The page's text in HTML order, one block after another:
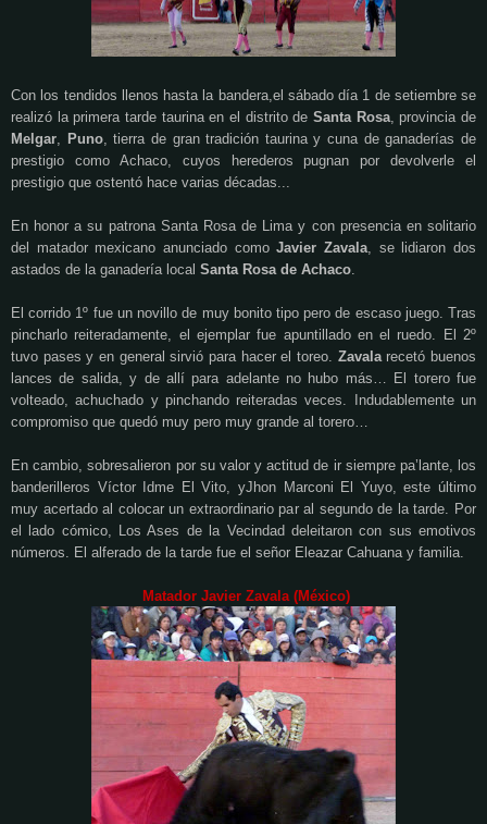
Con los tendidos llenos hasta la bandera,el sábado día 1 de setiembre se
realizó la primera tarde taurina en el distrito de Santa Rosa, provincia de
Melgar, Puno, tierra de gran tradición taurina y cuna de ganaderías de
prestigio como Achaco, cuyos herederos pugnan por devolverle el
prestigio que ostentó hace varias décadas...
En honor a su patrona Santa Rosa de Lima y con presencia en solitario
del matador mexicano anunciado comoJavier Zavala, se lidiaron dos
astados de la ganadería local Santa Rosa de Achaco.
El corrido 1º fue un novillo de muy bonito tipo pero de escaso juego. Tras
pincharlo reiteradamente, el ejemplar fue apuntillado en el ruedo. El 2º
tuvo pases y en general sirvió para hacer el toreo. Zavalarecetó buenos
lances de salida, y de allí para adelante no hubo más… El torero fue
volteado, achuchado y pinchando reiteradas veces. Indudablemente un
compromiso que quedó muy pero muy grande al torero…
En cambio, sobresalieron por su valor y actitud de ir siempre pa’lante, los
banderilleros Víctor Idme El Vito, yJhon Marconi El Yuyo, este último
muy acertado al colocar un extraordinario par al segundo de la tarde. Por
el lado cómico, Los Ases de la Vecindad deleitaron con sus emotivos
números. El alferado de la tarde fue el señor Eleazar Cahuana y familia.
Matador Javier Zavala (México)